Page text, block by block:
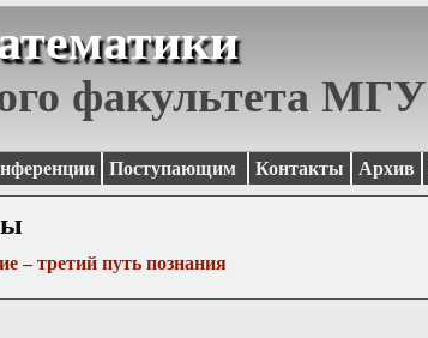
факультета МГУ
Поступающим Контакты Архив
– третий путь познания